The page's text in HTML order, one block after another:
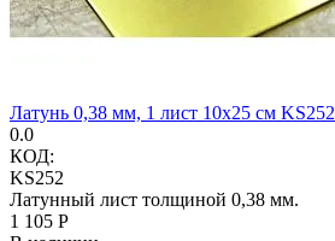
Латунь 0,38 мм, 1 лист 10х25 см KS252
0.0
КОД:
KS252
Латунный лист толщиной 0,38 мм.
1 105 Р